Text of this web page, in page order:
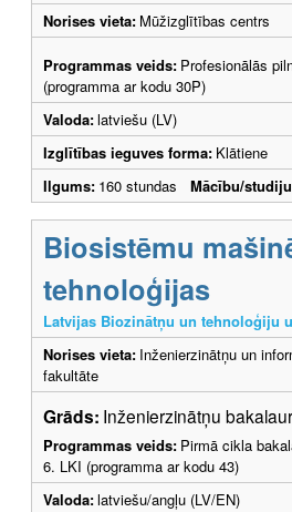
Norises vieta: Mūžizglītības centrs
Programmas veids: Profesionālās
(programma ar kodu 30P)
Valoda:latviešu (LV)
Izglītības ieguves forma: Klātiene
Ilgums: 160 stundas Mācību/
Biosistēmu
tehnoloģijas
Latvijas Biozinātņu un tehnoloģiju
Norises vieta: Inženierzinātņu un
fakultāte
Grāds: Inženierzinātņu
Programmas veids: Pirmā cikla
6. LKI (programma ar kodu 43)
Valoda:latviešu/angļu (LV/EN)